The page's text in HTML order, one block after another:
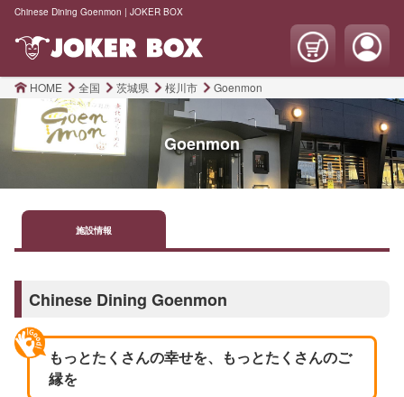
Chinese Dining Goenmon | JOKER BOX
HOME 全国 茨城県 桜川市 Goenmon
Goenmon
施設情報
Chinese Dining Goenmon
もっとたくさんの幸せを、もっとたくさんのご
縁を